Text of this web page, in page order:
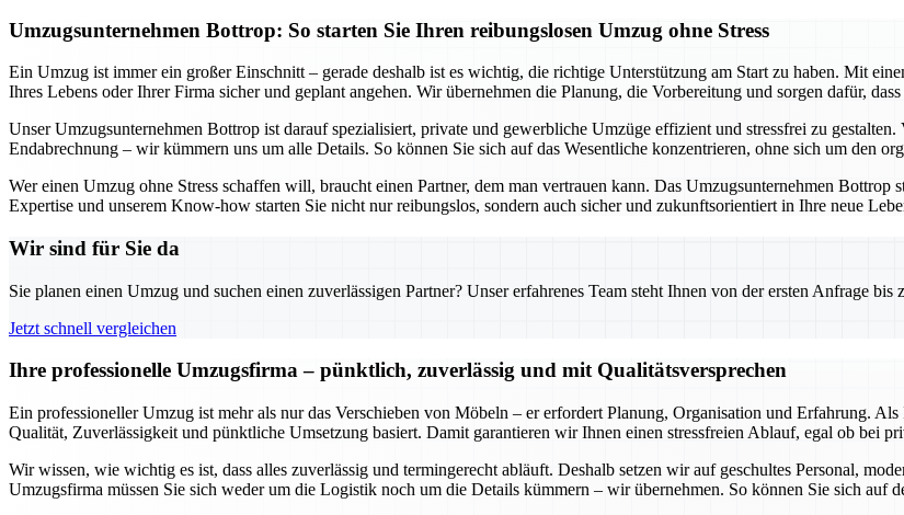
Umzugsunternehmen Bottrop: So starten Sie Ihren reibungslosen Umzug ohne Stress
Ein Umzug ist immer ein großer Einschnitt – gerade deshalb ist es wichtig, die richtige Unterstützung am Start zu haben. Mit
Ihres Lebens oder Ihrer Firma sicher und geplant angehen. Wir übernehmen die Planung, die Vorbereitung und sorgen dafür,
Unser Umzugsunternehmen Bottrop ist darauf spezialisiert, private und gewerbliche Umzüge effizient und stressfrei zu
Endabrechnung – wir kümmern uns um alle Details. So können Sie sich auf das Wesentliche konzentrieren, ohne sich um den
Wer einen Umzug ohne Stress schaffen will, braucht einen Partner, dem man vertrauen kann. Das Umzugsunternehmen
Expertise und unserem Know-how starten Sie nicht nur reibungslos, sondern auch sicher und zukunftsorientiert in Ihre neue
Wir sind für Sie da
Sie planen einen Umzug und suchen einen zuverlässigen Partner? Unser erfahrenes Team steht Ihnen von der ersten Anfrage
Jetzt schnell vergleichen
Ihre professionelle Umzugsfirma – pünktlich, zuverlässig und mit Qualitätsversprechen
Ein professioneller Umzug ist mehr als nur das Verschieben von Möbeln – er erfordert Planung, Organisation und Erfahrung.
Qualität, Zuverlässigkeit und pünktliche Umsetzung basiert. Damit garantieren wir Ihnen einen stressfreien Ablauf, egal ob bei
Wir wissen, wie wichtig es ist, dass alles zuverlässig und termingerecht abläuft. Deshalb setzen wir auf geschultes Personal,
Umzugsfirma müssen Sie sich weder um die Logistik noch um die Details kümmern – wir übernehmen. So können Sie sich auf